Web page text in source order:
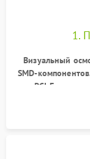
1.
Визуальный
SMD-
PCI-E и
короткое